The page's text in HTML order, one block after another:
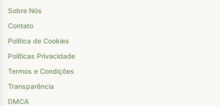
Sobre Nós
Contato
Politica de Cookies
Políticas Privacidade
Termos e Condições
Transparência
DMCA